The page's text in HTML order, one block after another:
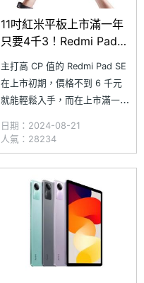
11吋紅米平板上市滿一年
只要4千3！Redmi Pad
SE通路最低價格一次看
(2024.8)
主打高 CP 值的 Redmi Pad SE
在上市初期，價格不到 6 千元
就能輕鬆入手，而在上市滿一年
這款配備 11 吋螢幕的紅米平
板，不僅擁有四個立體聲揚聲器
和 8,000mAh 電池，還採用輕
薄機身設計，方便隨手攜帶，無
論是處理日常工作還是隨時追劇
日期：2024-08-21
人氣：28234